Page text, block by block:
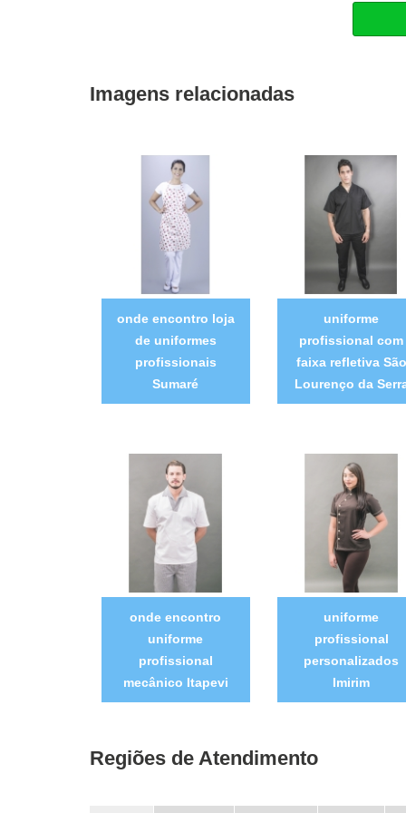
Imagens relacionadas
onde encontro loja
de uniformes
profissionais
Sumaré
uniforme
profissional com
faixa refletiva São
Lourenço da
onde encontro
uniforme
profissional
mecânico Itapevi
uniforme
profissional
personalizados
Imirim
Regiões de Atendimento